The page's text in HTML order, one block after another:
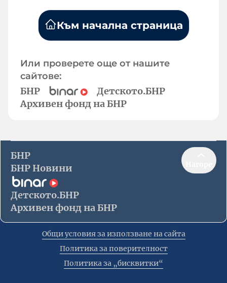
Към начална страница
Или проверете още от нашите
сайтове:
БНР
Детското.БНР
Архивен фонд на БНР
БНР
БНР Новини
Детското.БНР
Архивен фонд на БНР
Общи условия за използване на сайта
Политика за поверителност
Политика за „бисквитки“